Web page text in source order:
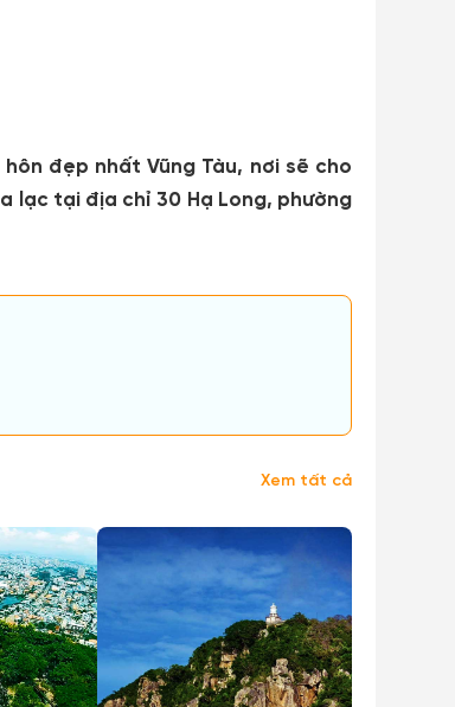
đẹp nhất Vũng Tàu, nơi sẽ cho
lạc tại địa chỉ 30 Hạ Long, phường
Xem tất cả